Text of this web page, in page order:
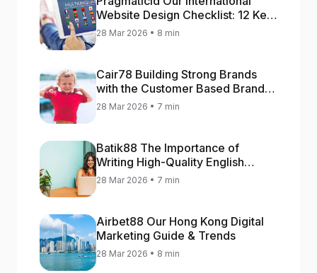
Website Design Checklist: 12 Key
Stages
28 Mar 2026 • 8 min
Cair78 Building Strong Brands
with the Customer Based Brand
Equity (CBBE) Model
28 Mar 2026 • 7 min
Batik88 The Importance of
Writing High-Quality English
Content
28 Mar 2026 • 7 min
Airbet88 Our Hong Kong Digital
Marketing Guide & Trends
28 Mar 2026 • 8 min